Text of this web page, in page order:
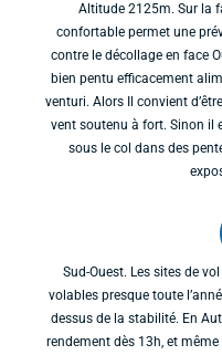
Altitude 2125m. Sur la
confortable permet une
contre le décollage en face
bien pentu efficacement
venturi. Alors Il convient
vent soutenu à fort. Sinon il
sous le col dans des
Sud-Ouest. Les sites de
volables presque toute
dessus de la stabilité. En
rendement dès 13h, et